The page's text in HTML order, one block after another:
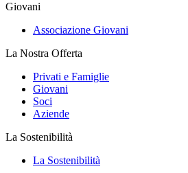
Giovani
Associazione Giovani
La Nostra Offerta
Privati e Famiglie
Giovani
Soci
Aziende
La Sostenibilità
La Sostenibilità